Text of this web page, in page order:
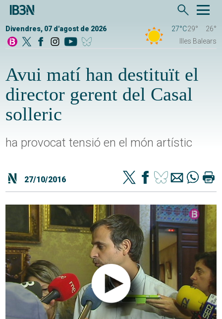
Divendres, 07 d'agost de 2026 27°C29°
26°
Illes Balears
Avui matí han destituït el
director gerent del Casal
solleric
ha provocat tensió en el món artístic
27/10/2016